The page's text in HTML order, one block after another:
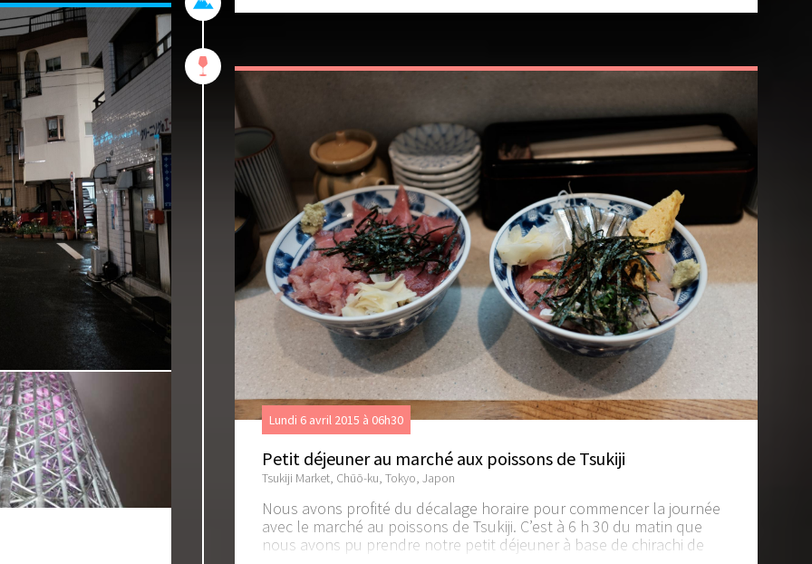
Lundi 6 avril 2015 à 06h30
Petit déjeuner au marché aux poissons de Tsukiji
Tsukiji Market, Chūō-ku, Tokyo, Japon
Nous avons profité du décalage horaire pour commencer la journée
avec le marché au poissons de Tsukiji. C’est à 6 h 30 du matin que
nous avons pu prendre notre petit déjeuner à base de chirachi de